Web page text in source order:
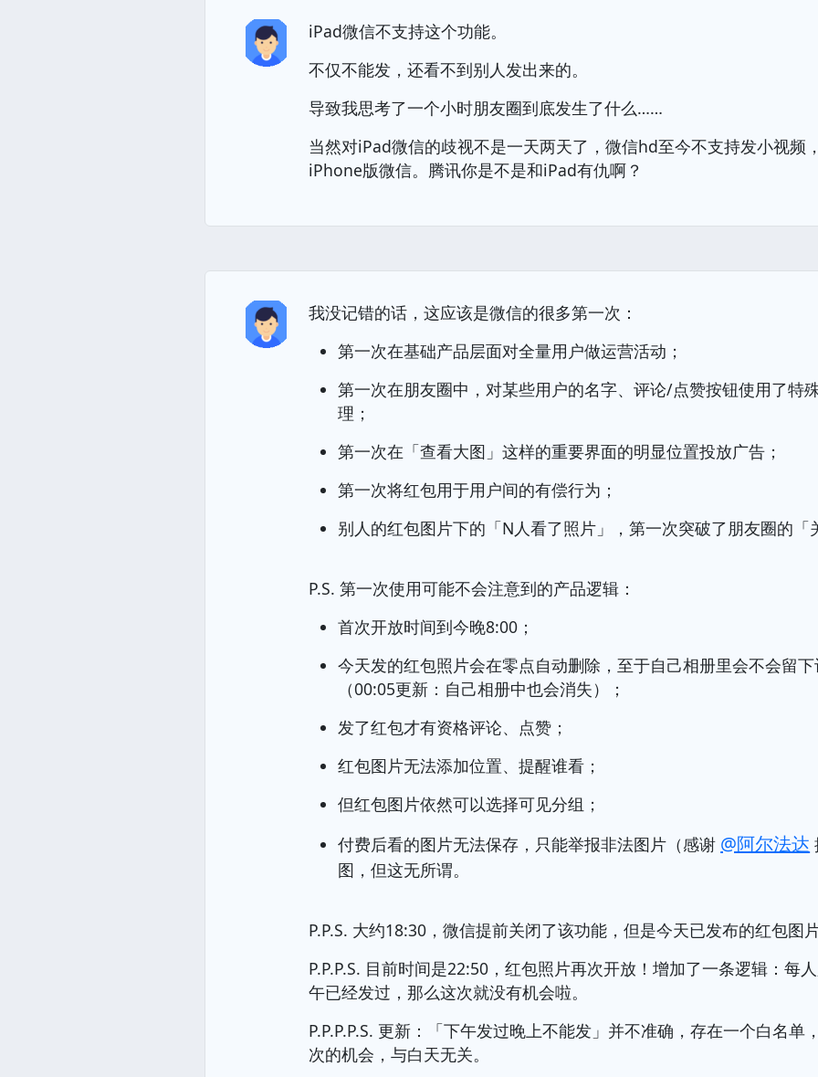
iPad微信不支持这个功能。
不仅不能发，还看不到别人发出来的。
导致我思考了一个小时朋友圈到底发生了什么……
当然对iPad微信的歧视不是一天两天了，微信hd至今不支持发小视频
iPhone版微信。腾讯你是不是和iPad有仇啊？
我没记错的话，这应该是微信的很多第一次：
第一次在基础产品层面对全量用户做运营活动；
第一次在朋友圈中，对某些用户的名字、评论/点赞按钮使用了特
理；
第一次在「查看大图」这样的重要界面的明显位置投放广告；
第一次将红包用于用户间的有偿行为；
别人的红包图片下的「N人看了照片」，第一次突破了朋友圈的「
P.S. 第一次使用可能不会注意到的产品逻辑：
首次开放时间到今晚8:00；
今天发的红包照片会在零点自动删除，至于自己相册里会不会留
（00:05更新：自己相册中也会消失）；
发了红包才有资格评论、点赞；
红包图片无法添加位置、提醒谁看；
但红包图片依然可以选择可见分组；
付费后看的图片无法保存，只能举报非法图片（感谢 @阿尔法达
图，但这无所谓。
P.P.S. 大约18:30，微信提前关闭了该功能，但是今天已发布的红包图
P.P.P.S. 目前时间是22:50，红包照片再次开放！增加了一条逻辑：每
午已经发过，那么这次就没有机会啦。
P.P.P.P.S. 更新：「下午发过晚上不能发」并不准确，存在一个白名单
次的机会，与白天无关。